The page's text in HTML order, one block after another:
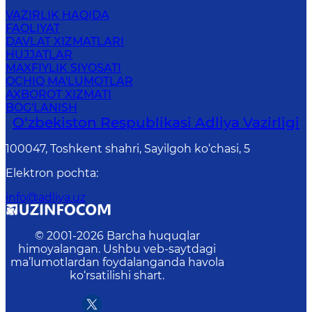
VAZIRLIK HAQIDA
FAOLIYAT
DAVLAT XIZMATLARI
HUJJATLAR
MAXFIYLIK SIYOSATI
OCHIQ MA'LUMOTLAR
AXBOROT XIZMATI
BOG'LANISH
O‘zbekiston Respublikasi Adliya Vazirligi
100047, Toshkent shahri, Sayilgoh ko‘chasi, 5
Elektron pochta:
info@adliya.uz
© 2001-2026 Barcha huquqlar
himoyalangan. Ushbu veb-saytdagi
ma’lumotlardan foydalanganda havola
ko‘rsatilishi shart.